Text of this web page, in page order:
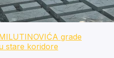
grade
stare koridore